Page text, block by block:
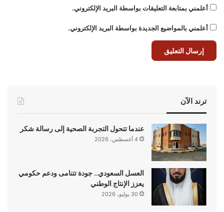
أعلمني بمتابعة التعليقات بواسطة البريد الإلكتروني.
أعلمني بالمواضيع الجديدة بواسطة البريد الإلكتروني.
ترند الآن
عندما تتحول التجربة الصحية إلى رسالة شكر
4 أغسطس، 2026
العسل السعودي.. جودة تتنامى ودعم حكومي
يعزز الإنتاج الوطني
30 يوليو، 2026